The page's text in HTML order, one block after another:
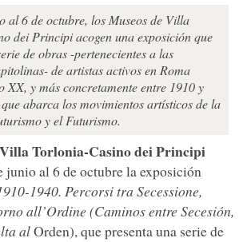
al 6 de octubre, los Museos de Villa
dei Principi acogen una exposición que
de obras -pertenecientes a las
de artistas activos en Roma
XX, y más concretamente entre 1910 y
abarca los movimientos artísticos de la
y el Futurismo.
Torlonia-Casino dei Principi
junio al 6 de octubre la exposición
1940. Percorsi tra Secessione,
all’Ordine (Caminos entre Secesión,
alOrden), que presenta una serie de